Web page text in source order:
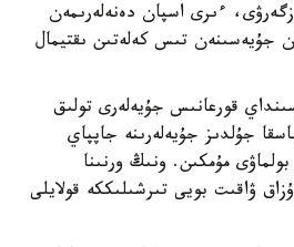
ءىرى اسپان دەنەلەرىمەن
جۇيەسىنەن تىس كەلەتىن ىقتيمال
قورعانىس جۇيەلەرى تولىق
جۇلدىز جۇيەلەرىنە جاپپاي
مۇمكىن. ونىڭ ورنىنا
ۋاقىت بويى تىرشىلىككە قولايلى